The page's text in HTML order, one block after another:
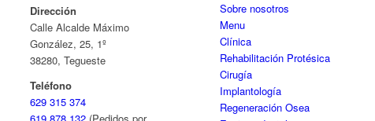
Dirección
Calle Alcalde Máximo
González, 25, 1º
38280, Tegueste
Teléfono
629 315 374
Sobre nosotros
Menu
Clínica
Rehabilitación Protésica
Cirugía
Implantología
Regeneración Osea